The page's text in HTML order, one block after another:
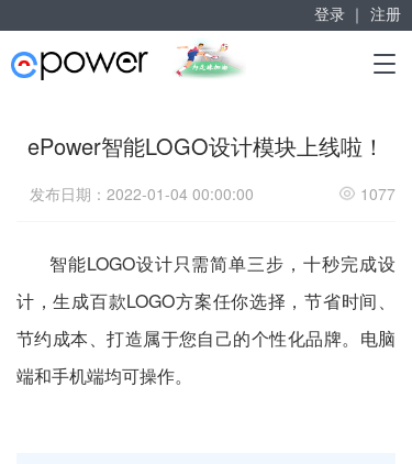
T
n
i
t
i
赋能“大众创业”
掘金万亿企业服务市场！
登录 ｜ 注册
ePower智能LOGO设计模块上线啦！
发布日期：2022-01-04 00:00:00 1077
智能LOGO设计只需简单三步，十秒完成设
计，生成百款LOGO方案任你选择，节省时间、
节约成本、打造属于您自己的个性化品牌。电脑
端和手机端均可操作。